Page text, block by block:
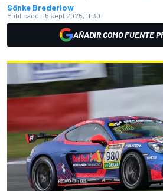
Sönke Brederlow
Publicado: 15 sept 2025, 11:30
AÑADIR COMO FUENTE